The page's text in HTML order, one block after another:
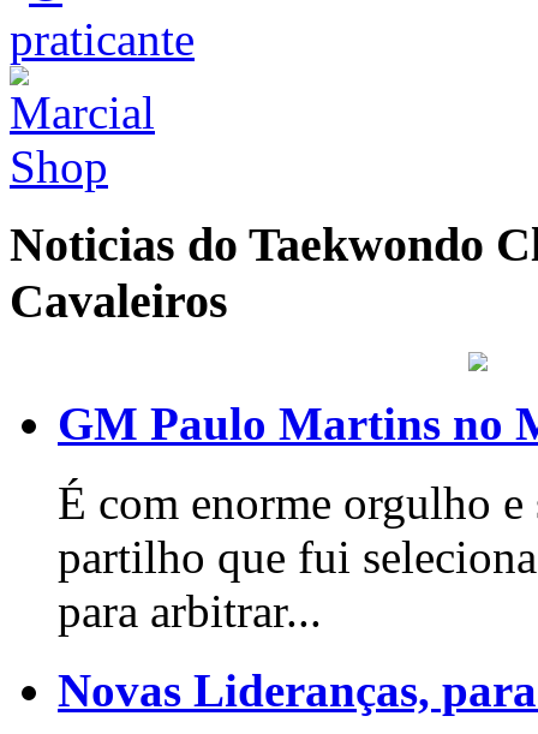
Noticias do Taekwondo
Cavaleiros
GM Paulo Martins no
É com enorme orgulho
partilho que fui
para arbitrar...
Novas Lideranças,